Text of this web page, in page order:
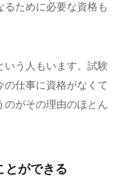
ために必要な資格も
いう人もいます。試験
仕事に資格がなくて
のがその理由のほとん
とができる